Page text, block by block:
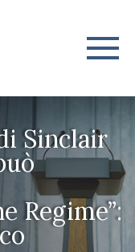
Sinclair
Regime”: